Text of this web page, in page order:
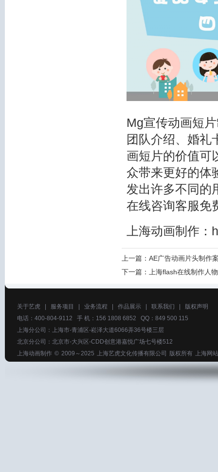
Mg宣传动画短
团队介绍、婚礼
画短片的价值可
众带来更好的体
发出许多不同的
在线咨询客服免
上海动画制作
上一篇： AE广告动画片头制作
下一篇：
上海flash在线制作人
关于艺虎 服务项目 业务流程 作品展示 联系我们
版权声明
电话：400-804-9112 手 机：156 1808 6852 QQ：849 500 115
上海分公司：上海市-青浦区-崧泽大道6066弄36号楼三层
北京分公司：北京市-大兴区-CDD创意港嘉悦广场七号楼512
上海动画制作 © 2009～2025 上海艺虎文化传播有限公司 版权所有 上海网